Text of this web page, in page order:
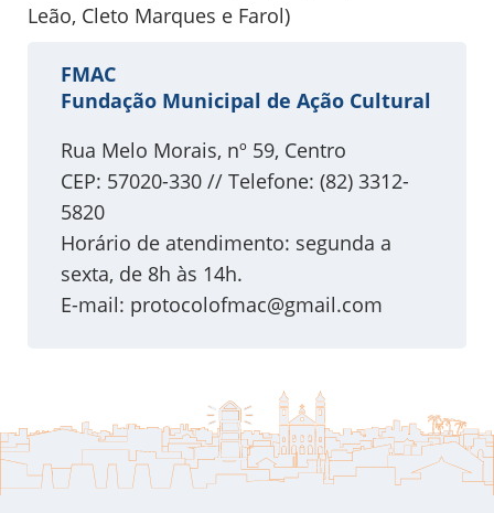
Leão, Cleto Marques e Farol)
FMAC
Fundação Municipal de Ação Cultural
Rua Melo Morais, nº 59, Centro
CEP: 57020-330 // Telefone: (82) 3312-
5820
Horário de atendimento: segunda a
sexta, de 8h às 14h.
E-mail: protocolofmac@gmail.com